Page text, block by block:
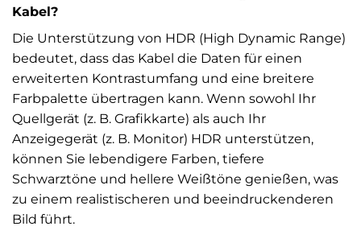
Kabel?
Die Unterstützung von HDR (High Dynamic Range)
bedeutet, dass das Kabel die Daten für einen
erweiterten Kontrastumfang und eine breitere
Farbpalette übertragen kann. Wenn sowohl Ihr
Quellgerät (z. B. Grafikkarte) als auch Ihr
Anzeigegerät (z. B. Monitor) HDR unterstützen,
können Sie lebendigere Farben, tiefere
Schwarztöne und hellere Weißtöne genießen, was
zu einem realistischeren und beeindruckenderen
Bild führt.